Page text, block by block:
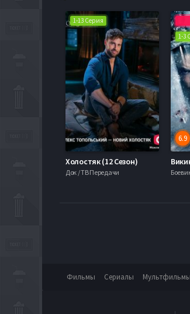
1-13 Серия
Холостяк (12 Сезон)
Док / ТВ Передачи
1-3
6.9
Фильмы Сериалы Мультфильмы